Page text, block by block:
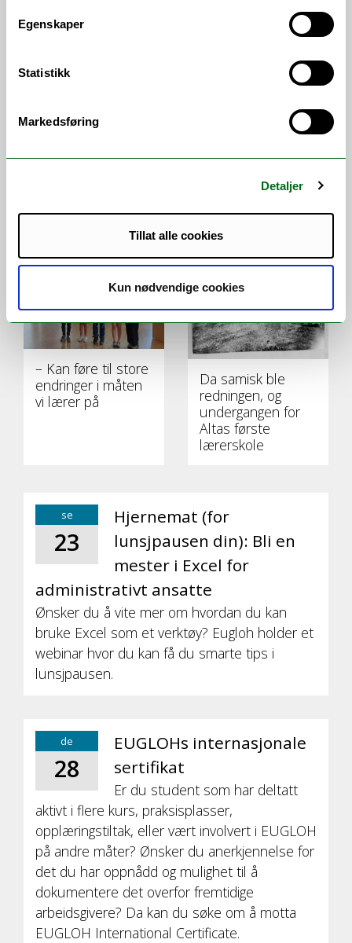
Egenskaper
Statistikk
Markedsføring
Detaljer
Tillat alle cookies
Kun nødvendige cookies
VI ANBEFALER
UiT-ansatte blir
naturguider
– Kan føre til store
endringer i måten
vi lærer på
Da samisk ble
redningen, og
undergangen for
Altas første
lærerskole
se
23
Hjernemat (for
lunsjpausen din): Bli en
mester i Excel for
administrativt ansatte
Ønsker du å vite mer om hvordan du kan
bruke Excel som et verktøy? Eugloh holder et
webinar hvor du kan få du smarte tips i
lunsjpausen.
de
28
EUGLOHs internasjonale
sertifikat
Er du student som har deltatt
aktivt i flere kurs, praksisplasser,
opplæringstiltak, eller vært involvert i EUGLOH
på andre måter? Ønsker du anerkjennelse for
det du har oppnådd og mulighet til å
dokumentere det overfor fremtidige
arbeidsgivere? Da kan du søke om å motta
EUGLOH International Certificate.